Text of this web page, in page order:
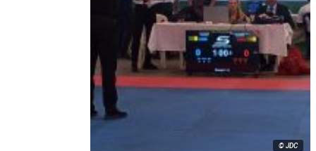
© JDC